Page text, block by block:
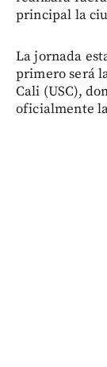
principal la
La jornada
primero será
Cali (USC),
oficialmente